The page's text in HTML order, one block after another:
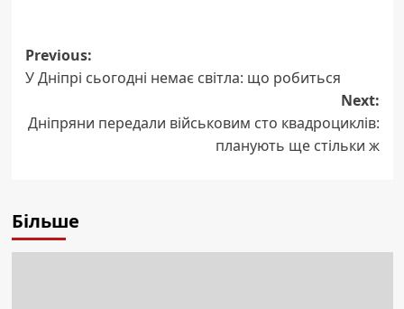
Post
navigation
Previous:
У Дніпрі сьогодні немає світла: що робиться
Next:
Дніпряни передали військовим сто квадроциклів:
планують ще стільки ж
Більше